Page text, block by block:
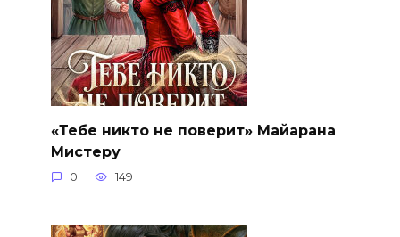
«Тебе никто не поверит» Майарана
Мистеру
0 149